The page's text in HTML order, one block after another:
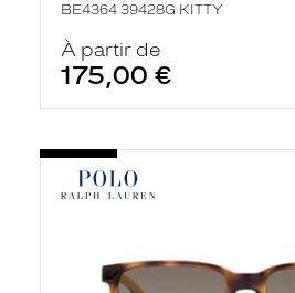
BE4364 39428G KITTY
À partir de
175,00 €